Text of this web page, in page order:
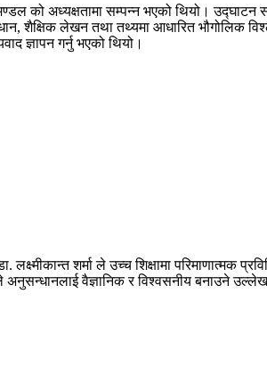
को अध्यक्षतामा सम्पन्न भएको थियो।
शैक्षिक लेखन तथा तथ्यमा आधारित भौगोलिक
ज्ञापन गर्नु भएको थियो।
शर्मा ले उच्च शिक्षामा परिमाणात्मक
वैज्ञानिक र विश्वसनीय बनाउने